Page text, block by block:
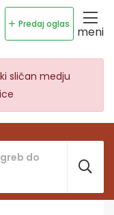
Predaj oglas
meni
sličan medju